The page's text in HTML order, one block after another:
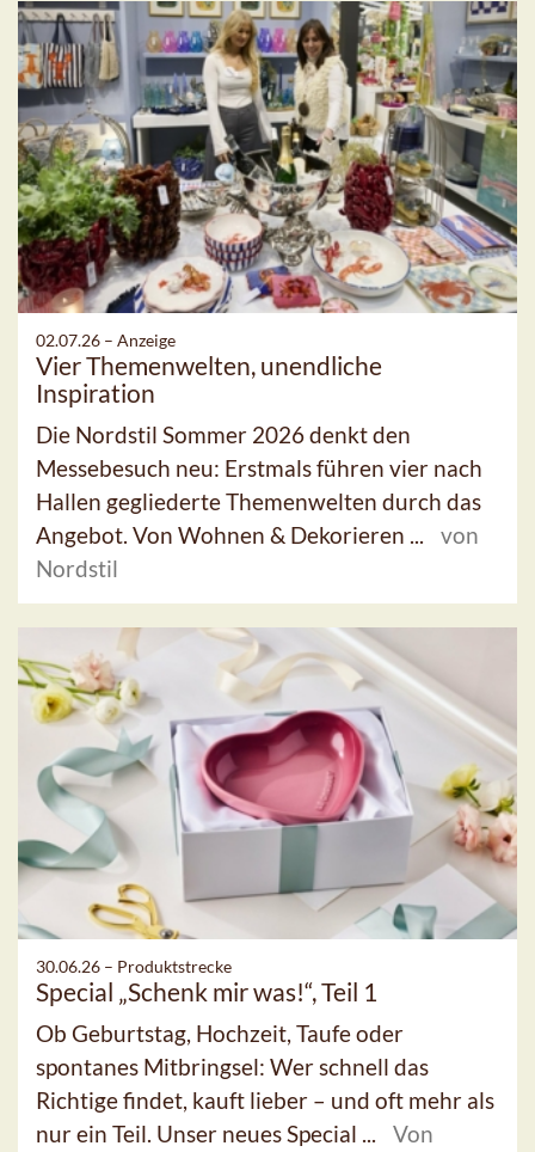
02.07.26 – Anzeige
Vier Themenwelten, unendliche
Inspiration
Die Nordstil Sommer 2026 denkt den
Messebesuch neu: Erstmals führen vier nach
Hallen gegliederte Themenwelten durch das
Angebot. Von Wohnen & Dekorieren ...
von
Nordstil
30.06.26 – Produktstrecke
Special „Schenk mir was!“, Teil 1
Ob Geburtstag, Hochzeit, Taufe oder
spontanes Mitbringsel: Wer schnell das
Richtige findet, kauft lieber – und oft mehr als
nur ein Teil. Unser neues Special ...
Von